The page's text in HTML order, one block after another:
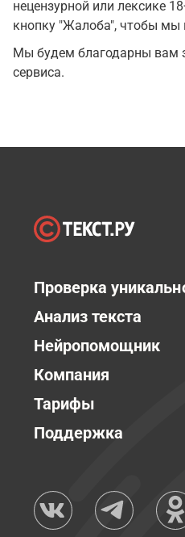
нецензурной или лексике
кнопку "Жалоба", чтобы мы
Мы будем благодарны вам
сервиса.
Проверка
Анализ текста
Нейропомощник
Компания
Тарифы
Поддержка